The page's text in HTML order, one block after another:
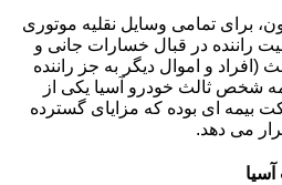
برای تمامی وسایل نقلیه موتوری
راننده در قبال خسارات جانی و
و اموال دیگر به جز راننده
شخص ثالث خودرو آسیا یکی از
بیمه ای بوده که مزایای گسترده
می دهد.